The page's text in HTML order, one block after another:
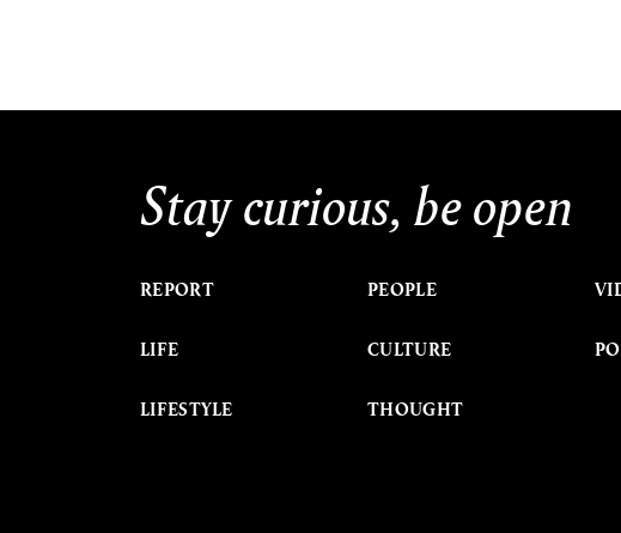
Stay curious, be open
REPORT
LIFE
LIFESTYLE
PEOPLE
CULTURE
THOUGHT